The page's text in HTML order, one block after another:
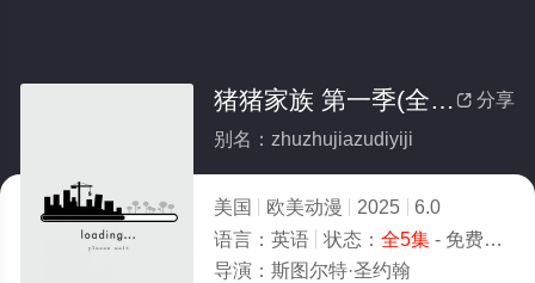
 分享
猪猪家族 第一季(全集)
别名：zhuzhujiazudiyiji
美国 欧美动漫 2025
6.0
语言： 英语 状态： 全5集- 免费在线观看
导演： 斯图尔特·圣约翰